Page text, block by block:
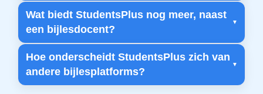
Wat biedt StudentsPlus nog meer, naast
een bijlesdocent?
Hoe onderscheidt StudentsPlus zich van
andere bijlesplatforms?